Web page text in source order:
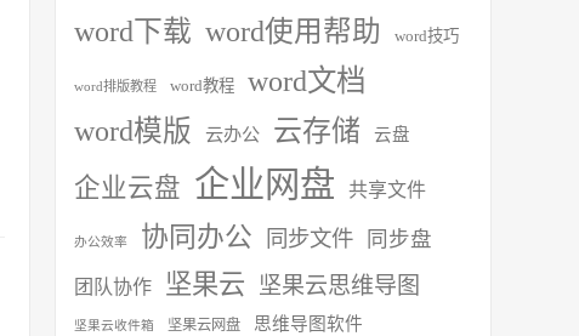
word下载 word使用帮助 word技巧
word排版教程 word教程 word文档
word模版 云办公 云存储 云盘
企业云盘 企业网盘 共享文件
办公效率 协同办公 同步文件 同步盘
团队协作 坚果云 坚果云思维导图
坚果云收件箱 坚果云网盘 思维导图软件